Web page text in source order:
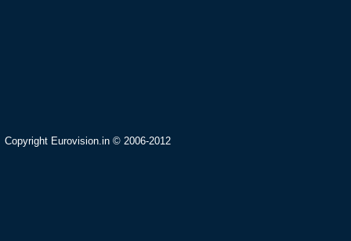
Copyright Eurovision.in © 2006-2012